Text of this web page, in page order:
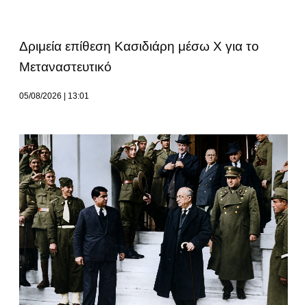
Δριμεία επίθεση Κασιδιάρη μέσω Χ για το
Μεταναστευτικό
05/08/2026 13:01